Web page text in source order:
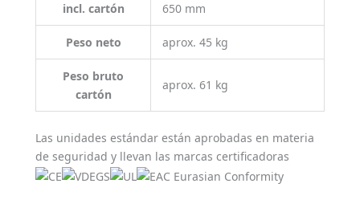
incl. cartón 650 mm
Peso neto aprox. 45 kg
Peso bruto
cartón
aprox. 61 kg
Las unidades estándar están aprobadas en materia
de seguridad y llevan las marcas certificadoras